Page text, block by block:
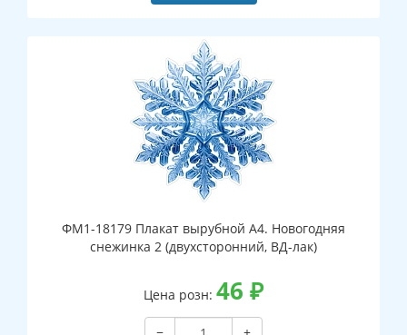
ФМ1-18179 Плакат вырубной А4. Новогодняя
снежинка 2 (двухсторонний, ВД-лак)
Цена розн: 46 ₽